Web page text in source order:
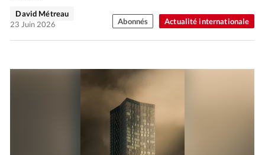
Actualité internationale
David Métreau
23 Juin 2026
Abonnés